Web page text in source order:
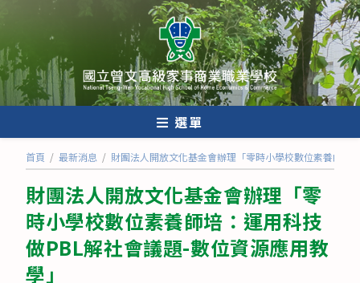
轉
至
主
要
內
選單
首頁 / 最新消息 / 財團法人開放文化基金會辦理「零時小學校數位素養師培
財團法人開放文化基金會辦理「零
時小學校數位素養師培：運用科技
做PBL解社會議題-數位資源應用教
學」